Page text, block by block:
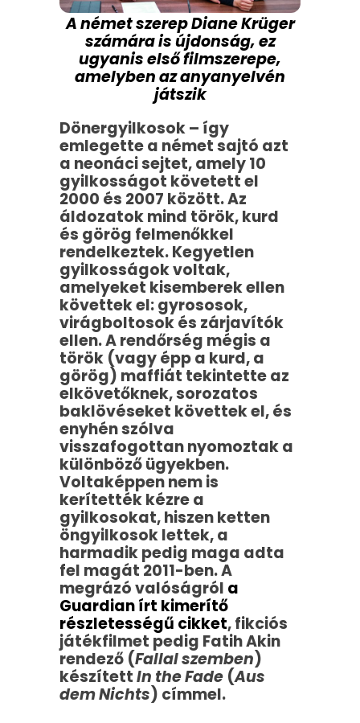
A német szerep Diane Krüger
számára is újdonság, ez
ugyanis első filmszerepe,
amelyben az anyanyelvén
játszik
Dönergyilkosok – így
emlegette a német sajtó azt
a neonáci sejtet, amely 10
gyilkosságot követett el
2000 és 2007 között. Az
áldozatok mind török, kurd
és görög felmenőkkel
rendelkeztek. Kegyetlen
gyilkosságok voltak,
amelyeket kisemberek ellen
követtek el: gyrososok,
virágboltosok és zárjavítók
ellen. A rendőrség mégis a
török (vagy épp a kurd, a
görög) maffiát tekintette az
elkövetőknek, sorozatos
baklövéseket követtek el, és
enyhén szólva
visszafogottan nyomoztak a
különböző ügyekben.
Voltaképpen nem is
kerítették kézre a
gyilkosokat, hiszen ketten
öngyilkosok lettek, a
harmadik pedig maga adta
fel magát 2011-ben. A
megrázó valóságról a
Guardian írt kimerítő
részletességű cikket, fikciós
játékfilmet pedig Fatih Akin
rendező (Fallal szemben)
készítettIn the Fade (Aus
dem Nichts) címmel.